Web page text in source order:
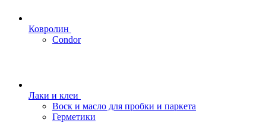
Ковролин
Condor
Лаки и клеи
Воск и масло для пробки и паркета
Герметики